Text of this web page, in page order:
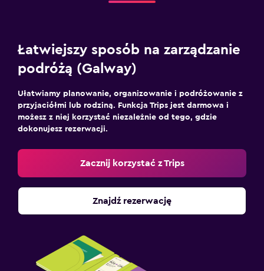
Łatwiejszy sposób na zarządzanie
podróżą (Galway)
Ułatwiamy planowanie, organizowanie i podróżowanie z
przyjaciółmi lub rodziną. Funkcja Trips jest darmowa i
możesz z niej korzystać niezależnie od tego, gdzie
dokonujesz rezerwacji.
Zacznij korzystać z Trips
Znajdź rezerwację